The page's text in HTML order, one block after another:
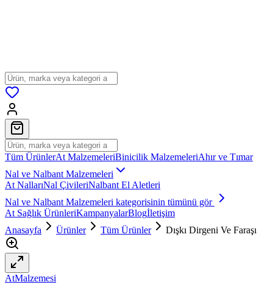
Tüm ÜrünlerAt MalzemeleriBinicilik MalzemeleriAhır ve Tımar
Nal ve Nalbant Malzemeleri
At NallarıNal ÇivileriNalbant El Aletleri
Nal ve Nalbant Malzemeleri kategorisinin tümünü gör
At Sağlık ÜrünleriKampanyalarBlogİletişim
Anasayfa
Ürünler Tüm Ürünler Dışkı Dirgeni Ve Faraşı
AtMalzemesi